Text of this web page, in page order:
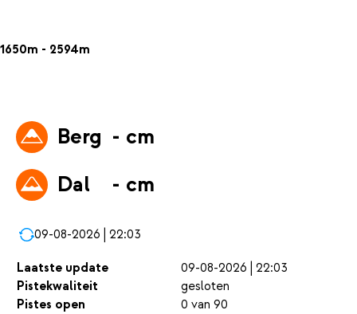
1650m - 2594m
Berg - cm
Dal
- cm
09-08-2026 | 22:03
Laatste update
09-08-2026 | 22:03
Pistekwaliteit
gesloten
Pistes open
0 van 90